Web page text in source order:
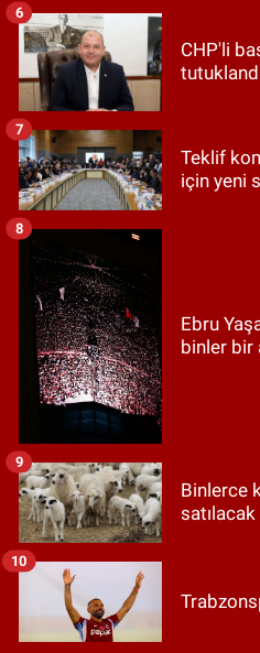
CHP'li
6
Teklif
için yeni
7
Ebru
binler bir
8
Binlerce
satılacak
9
10